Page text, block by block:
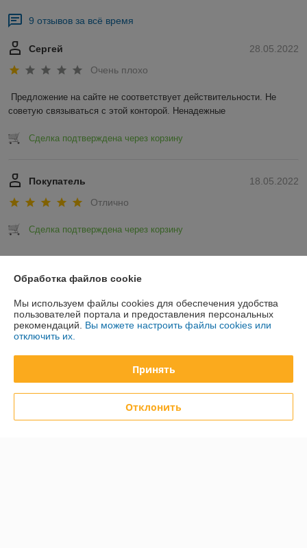
9 отзывов за всё время
28.05.2022
Сергей
Очень плохо
Предложение на сайте не соответствует действительности. Не
советую связываться с этой конторой. Ненадежные
Сделка подтверждена через корзину
18.05.2022
Покупатель
Отлично
Сделка подтверждена через корзину
О нас
Контакты
Обработка файлов cookie
Мы используем файлы cookies для обеспечения удобства
пользователей портала и предоставления персональных
рекомендаций. Вы можете настроить файлы cookies или
отключить их.
Принять
Отклонить